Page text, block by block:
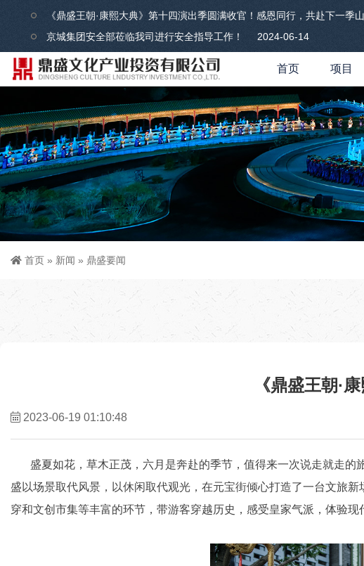
《鼎盛王朝·康熙大典》第十四演出季圆满收官！感恩同行，共赴下一季
2024-06-14
京城集团安全部莅临我司进行安全指导工作！
首页 项目
首页 » 新闻 » 鼎盛要闻
《鼎盛王朝·
2023-06-19 01:10:48
盛夏如花，草木正茂，六月是奔赴的季节，值得来一次说走就走的
盛以场景取代风景，以休闲取代观光，在元宝街倾心打造了一台文旅
穿和文创市集等丰富的环节，带游客穿越历史，感受皇家气派，体验现